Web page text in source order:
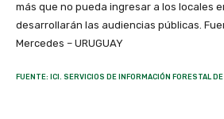
más que no pueda ingresar a los locales
desarrollarán las audiencias públicas.
Mercedes – URUGUAY
FUENTE: ICI. SERVICIOS DE INFORMACIÓN FORESTAL